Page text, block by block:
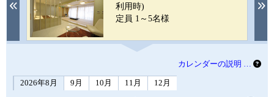
Previous
利用時)
定員 1～5名様
カレンダーの説明 …
2026年8月 9月 10月 11月 12月